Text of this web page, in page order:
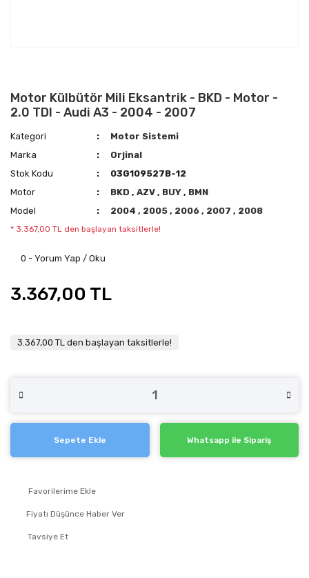
Motor Külbütör Mili Eksantrik - BKD - Motor -
2.0 TDI - Audi A3 - 2004 - 2007
Kategori
Motor Sistemi
Marka
Orjinal
Stok Kodu
03G109527B-12
Motor
BKD,AZV, BUY, BMN
Model
2004, 2005, 2006, 2007, 2008
* 3.367,00 TL den başlayan taksitlerle!
0 - Yorum Yap / Oku
3.367,00 TL
3.367,00 TL den başlayan taksitlerle!
Sepete Ekle Whatsapp ile Sipariş
Fiyatı Düşünce Haber Ver
Tavsiye Et